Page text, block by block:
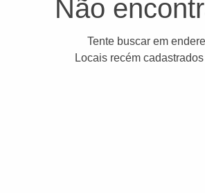
Não
Tente buscar em
Locais recém